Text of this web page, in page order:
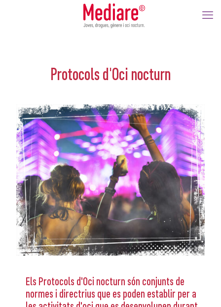
Protocols d'Oci nocturn
Els Protocols d'Oci nocturn són conjunts de
normes i directrius que es poden establir per a